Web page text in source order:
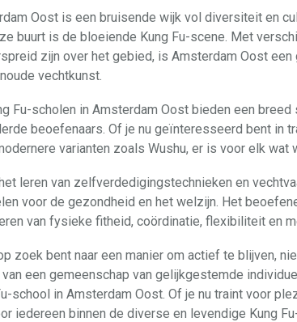
Oost is een bruisende wijk vol diversiteit en
buurt is de bloeiende Kung Fu-scene. Met
zijn over het gebied, is Amsterdam Oost
vechtkunst.
Fu-scholen in Amsterdam Oost bieden een
beoefenaars. Of je nu geïnteresseerd bent in
varianten zoals Wushu, er is voor elk wat
leren van zelfverdedigingstechnieken en
voor de gezondheid en het welzijn. Het
van fysieke fitheid, coördinatie, flexibiliteit en
zoek bent naar een manier om actief te blijven,
van een gemeenschap van gelijkgestemde
school in Amsterdam Oost. Of je nu traint voor
iedereen binnen de diverse en levendige Kung